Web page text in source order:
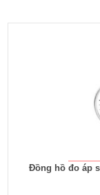
Đồng hồ đo áp